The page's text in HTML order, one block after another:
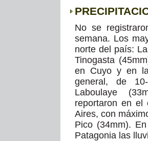
No se
semana. Los
norte del país:
Tinogasta
en Cuyo y en
general, de
Laboulaye
reportaron en el
Aires, con
Pico (34mm).
Patagonia las